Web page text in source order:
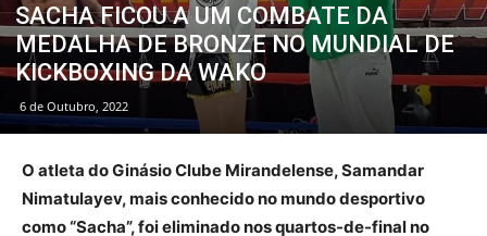
SACHA FICOU A UM COMBATE DA
MEDALHA DE BRONZE NO MUNDIAL DE
KICKBOXING DA WAKO
6 de Outubro, 2022
O atleta do Ginásio Clube Mirandelense, Samandar
Nimatulayev, mais conhecido no mundo desportivo
como “Sacha”, foi eliminado nos quartos-de-final no